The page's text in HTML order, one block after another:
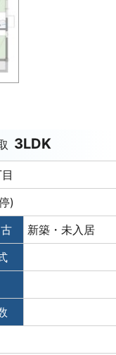
3LDK
目
)
新築・未入居